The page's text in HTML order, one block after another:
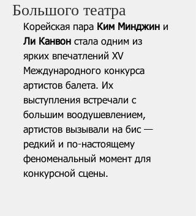
Большого театра
Корейская пара Ким Минджин и
Ли Канвон стала одним из
ярких впечатлений XV
Международного конкурса
артистов балета. Их
выступления встречали с
большим воодушевлением,
артистов вызывали на бис —
редкий и по-настоящему
феноменальный момент для
конкурсной сцены.